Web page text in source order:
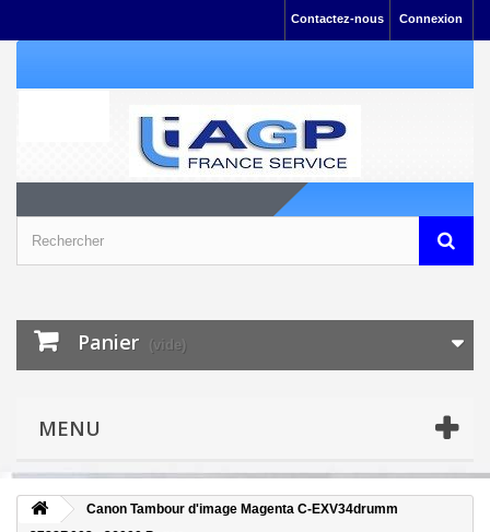
Connexion
Contactez-nous
Panier (vide)
MENU
Canon Tambour d'image Magenta C-EXV34drumm